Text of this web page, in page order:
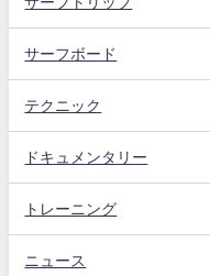
サーフボード
テクニック
ドキュメンタリー
トレーニング
ニュース